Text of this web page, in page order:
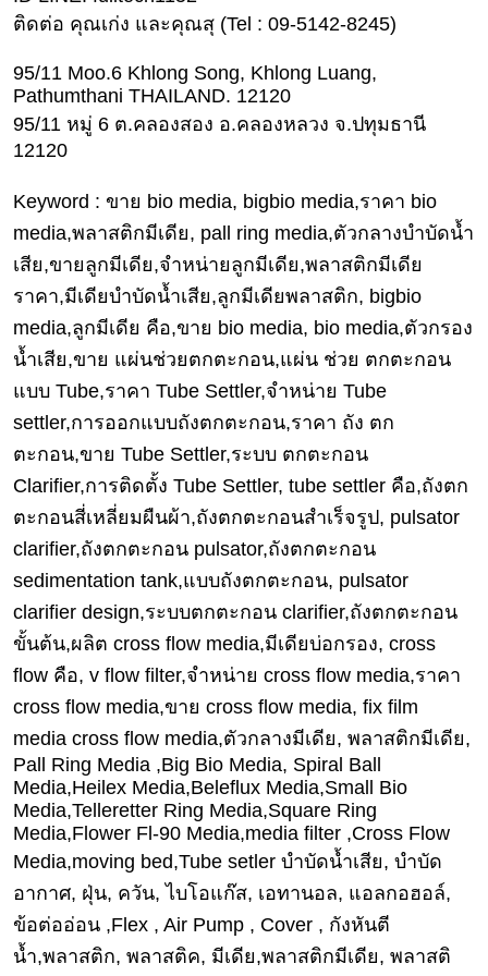
แม่
เด็ก
สัตว์
เลี้ยง
บริการ
แอปฯ
กระปุก
ติดต่อ
โฆษณา
ปัญหา
งาน
กับ
เรา
ติดต่อ คุณเก่ง และคุณสุ (Tel : 09-5142-8245)
95/11 Moo.6 Khlong Song, Khlong Luang,
Pathumthani THAILAND. 12120
95/11 หมู่ 6 ต.คลองสอง อ.คลองหลวง จ.ปทุมธานี
12120
Keyword : ขาย bio media, bigbio media,ราคา bio
media,พลาสติกมีเดีย, pall ring media,ตัวกลางบำบัดน้ำ
เสีย,ขายลูกมีเดีย,จำหน่ายลูกมีเดีย,พลาสติกมีเดีย
ราคา,มีเดียบำบัดน้ำเสีย,ลูกมีเดียพลาสติก, bigbio
media,ลูกมีเดีย คือ,ขาย bio media, bio media,ตัวกรอง
น้ำเสีย,ขาย แผ่นช่วยตกตะกอน,แผ่น ช่วย ตกตะกอน
แบบ Tube,ราคา Tube Settler,จำหน่าย Tube
settler,การออกแบบถังตกตะกอน,ราคา ถัง ตก
ตะกอน,ขาย Tube Settler,ระบบ ตกตะกอน
Clarifier,การติดตั้ง Tube Settler, tube settler คือ,ถังตก
ตะกอนสี่เหลี่ยมผืนผ้า,ถังตกตะกอนสำเร็จรูป, pulsator
clarifier,ถังตกตะกอน pulsator,ถังตกตะกอน
sedimentation tank,แบบถังตกตะกอน, pulsator
clarifier design,ระบบตกตะกอน clarifier,ถังตกตะกอน
ขั้นต้น,ผลิต cross flow media,มีเดียบ่อกรอง, cross
flow คือ, v flow filter,จำหน่าย cross flow media,ราคา
cross flow media,ขาย cross flow media, fix film
media cross flow media,ตัวกลางมีเดีย, พลาสติกมีเดีย,
Pall Ring Media ,Big Bio Media, Spiral Ball
Media,Heilex Media,Beleflux Media,Small Bio
Media,Telleretter Ring Media,Square Ring
Media,Flower Fl-90 Media,media filter ,Cross Flow
Media,moving bed,Tube setler บำบัดน้ำเสีย, บำบัด
อากาศ, ฝุ่น, ควัน, ไบโอแก๊ส, เอทานอล, แอลกอฮอล์,
ข้อต่ออ่อน ,Flex , Air Pump , Cover , กังหันตี
น้ำ,พลาสติก, พลาสติค, มีเดีย,พลาสติกมีเดีย, พลาสติ